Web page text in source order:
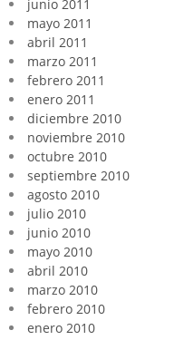
junio 2011
mayo 2011
abril 2011
marzo 2011
febrero 2011
enero 2011
diciembre 2010
noviembre 2010
octubre 2010
septiembre 2010
agosto 2010
julio 2010
junio 2010
mayo 2010
abril 2010
marzo 2010
febrero 2010
enero 2010